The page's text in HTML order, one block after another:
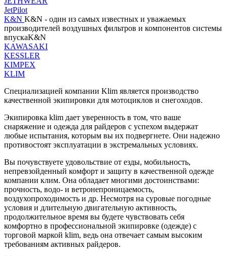
JetPilot
K&N K&N - один из самых известных и уважаемых
производителей воздушных фильтров и компонентов системы
впускаK&N
KAWASAKI
KESSLER
KIMPEX
KLIM
Специализацией компании Klim является производство
качественной экипировки для мотоциклов и снегоходов.
Экипировка klim дает уверенность в том, что ваше
снаряжение и одежда для райдеров с успехом выдержат
любые испытания, которым вы их подвергнете. Они надежно
противостоят эксплуатации в экстремальных условиях.
Вы почувствуете удовольствие от езды, мобильность,
непревзойденный комфорт и защиту в качественной одежде
компании клим. Она обладает многими достоинствами:
прочность, водо- и ветронепроницаемость,
воздухопроходимость и др. Несмотря на суровые погодные
условия и длительную двигательную активность,
продолжительное время вы будете чувствовать себя
комфортно в профессиональной экипировке (одежде) с
торговой маркой klim, ведь она отвечает самым высоким
требованиям активных райдеров.